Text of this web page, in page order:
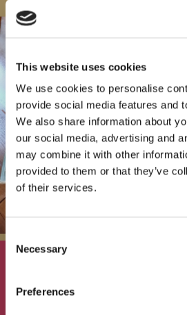
This website uses cookies
We use cookies to personalise
provide social media features and
We also share information about
our social media, advertising and
may combine it with other
provided to them or that they’ve
of their services.
Consent
Selection
Necessary
Preferences
Pittige oosterse
mandje bij Grand